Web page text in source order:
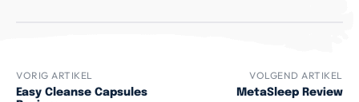
VORIG ARTIKEL
Easy Cleanse Capsules
VOLGEND ARTIKEL
MetaSleep Review